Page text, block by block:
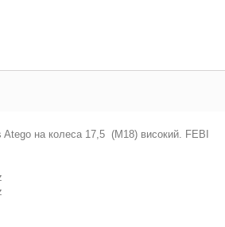
Atego на колеса 17,5 (M18) високий. FEBI